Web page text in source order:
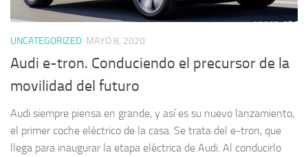
UNCATEGORIZED MAYO 8, 2020
Audi e-tron. Conduciendo el precursor de la
movilidad del futuro
Audi siempre piensa en grande, y así es su nuevo lanzamiento,
el primer coche eléctrico de la casa. Se trata del e-tron, que
llega para inaugurar la etapa eléctrica de Audi. Al conducirlo